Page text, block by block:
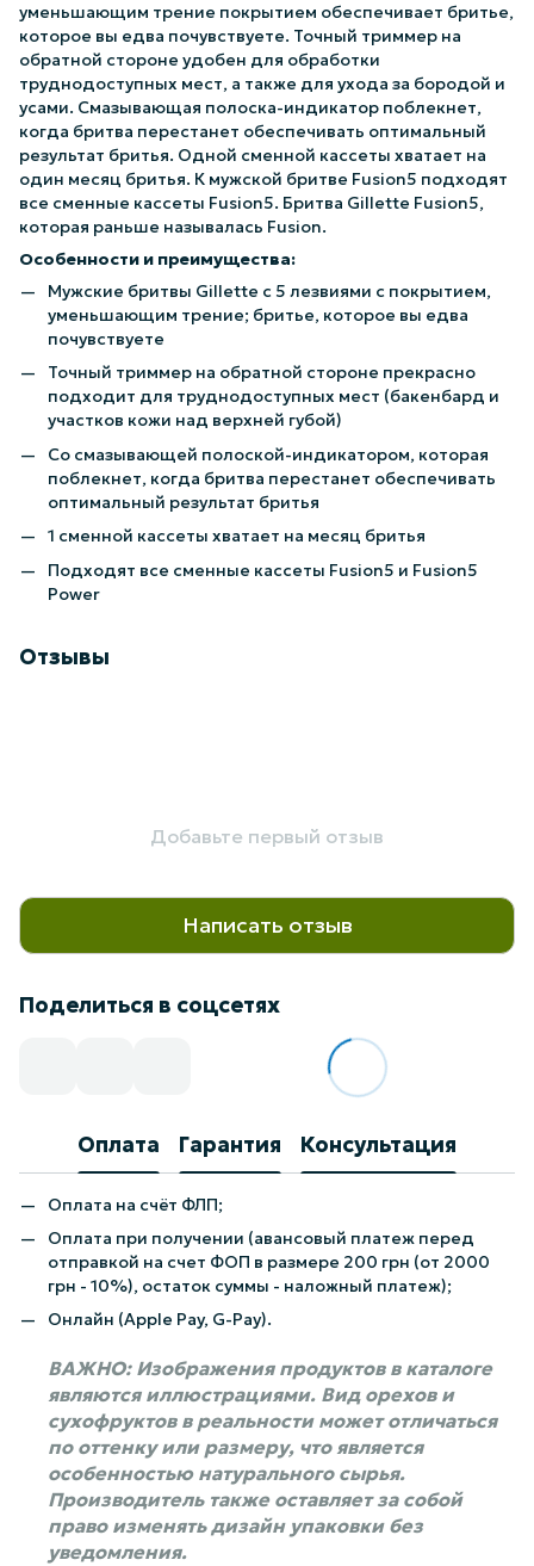
уменьшающим трение покрытием обеспечивает бритье,
которое вы едва почувствуете. Точный триммер на
обратной стороне удобен для обработки
труднодоступных мест, а также для ухода за бородой и
усами. Смазывающая полоска-индикатор поблекнет,
когда бритва перестанет обеспечивать оптимальный
результат бритья. Одной сменной кассеты хватает на
один месяц бритья. К мужской бритве Fusion5 подходят
все сменные кассеты Fusion5. Бритва Gillette Fusion5,
которая раньше называлась Fusion.
Особенности и преимущества:
Мужские бритвы Gillette с 5 лезвиями с покрытием,
уменьшающим трение; бритье, которое вы едва
почувствуете
Точный триммер на обратной стороне прекрасно
подходит для труднодоступных мест (бакенбард и
участков кожи над верхней губой)
Со смазывающей полоской-индикатором, которая
поблекнет, когда бритва перестанет обеспечивать
оптимальный результат бритья
1 сменной кассеты хватает на месяц бритья
Подходят все сменные кассеты Fusion5 и Fusion5
Power
Отзывы
Добавьте первый отзыв
Написать отзыв
Поделиться в соцсетях
Оплата Гарантия Консультация
Оплата на счёт ФЛП;
Оплата при получении (авансовый платеж перед
отправкой на счет ФОП в размере 200 грн (от 2000
грн - 10%), остаток суммы - наложный платеж);
Онлайн (Apple Pay, G-Pay).
ВАЖНО: Изображения продуктов в каталоге
являются иллюстрациями. Вид орехов и
сухофруктов в реальности может отличаться
по оттенку или размеру, что является
особенностью натурального сырья.
Производитель также оставляет за собой
право изменять дизайн упаковки без
уведомления.